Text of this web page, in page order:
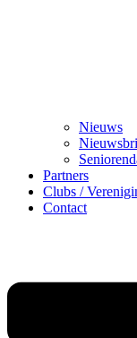
Nieuws
Partners
Clubs /
Contact